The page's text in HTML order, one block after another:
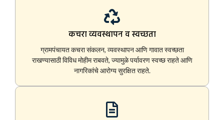
कचरा व्यवस्थापन व स्वच्छता
ग्रामपंचायत कचरा संकलन, व्यवस्थापन आणि गावात स्वच्छता
राखण्यासाठी विविध मोहीम राबवते, ज्यामुळे पर्यावरण स्वच्छ राहते आणि
नागरिकांचे आरोग्य सुरक्षित राहते.